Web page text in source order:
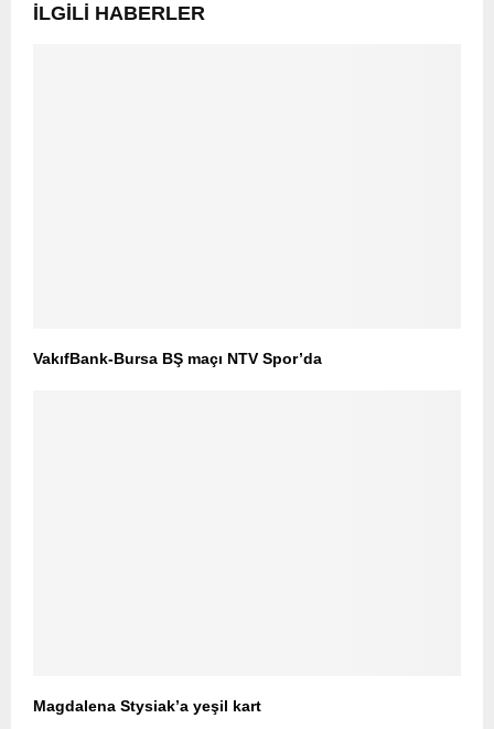
İLGILI HABERLER
VakıfBank-Bursa BŞ maçı NTV Spor’da
Magdalena Stysiak’a yeşil kart